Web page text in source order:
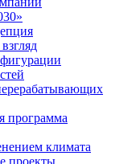
программа
климата
проекты